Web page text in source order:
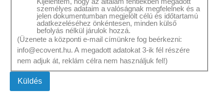
személyes adataim a valóságnak megfelelnek és a
jelen dokumentumban megjelölt célú és időtartamú
adatkezeléséhez önkéntesen, minden külső
befolyás nélkül járulok hozzá.
(Üzenete a központi e-mail címünkre fog beérkezni:
info@ecovent.hu. A megadott adatokat 3-ik fél részére
nem adjuk át, reklám célra nem használjuk fel!)
Küldés